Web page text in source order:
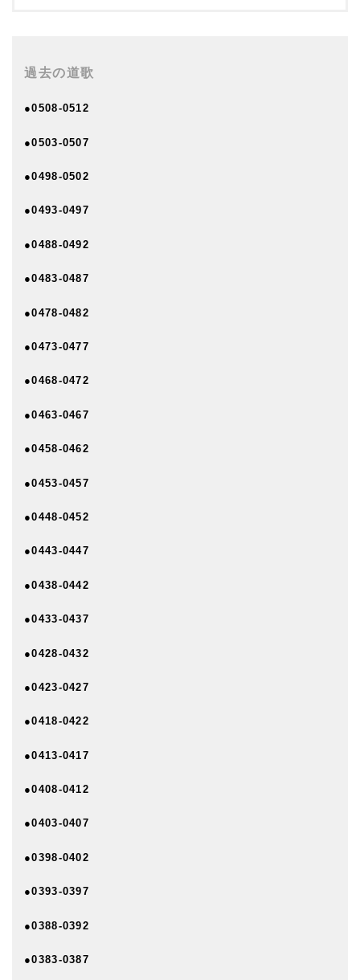
過去の道歌
●0508-0512
●0503-0507
●0498-0502
●0493-0497
●0488-0492
●0483-0487
●0478-0482
●0473-0477
●0468-0472
●0463-0467
●0458-0462
●0453-0457
●0448-0452
●0443-0447
●0438-0442
●0433-0437
●0428-0432
●0423-0427
●0418-0422
●0413-0417
●0408-0412
●0403-0407
●0398-0402
●0393-0397
●0388-0392
●0383-0387